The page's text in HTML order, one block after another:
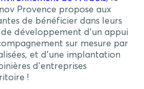
Provence propose aux
de bénéficier dans leurs
développement d’un appui
sur mesure par
et d’une implantation
d’entreprises
!